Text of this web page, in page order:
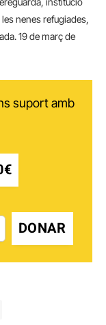
nenes refugiades,
19 de març de
suport amb
DONAR